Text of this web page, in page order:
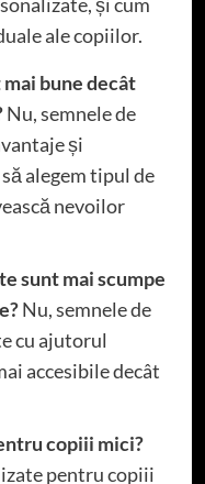
ale copiilor.
bune decât
Nu, semnele de
și
alegem tipul de
nevoilor
sunt mai scumpe
Nu, semnele de
cu ajutorul
accesibile decât
copiii mici?
pentru copiii